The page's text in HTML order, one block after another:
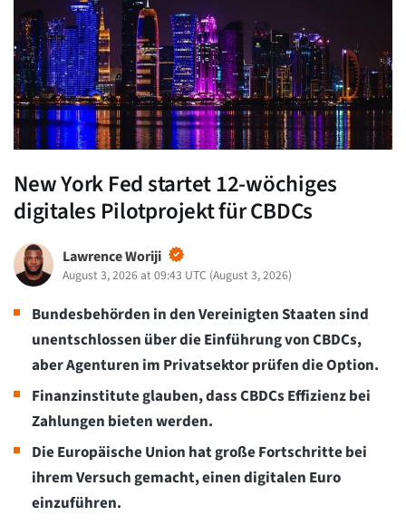
New York Fed startet 12-wöchiges
digitales Pilotprojekt für CBDCs
Lawrence Woriji
August 3, 2026 at 09:43 UTC (August 3, 2026)
Bundesbehörden in den Vereinigten Staaten sind
unentschlossen über die Einführung von CBDCs,
aber Agenturen im Privatsektor prüfen die Option.
Finanzinstitute glauben, dass CBDCs Effizienz bei
Zahlungen bieten werden.
Die Europäische Union hat große Fortschritte bei
ihrem Versuch gemacht, einen digitalen Euro
einzuführen.